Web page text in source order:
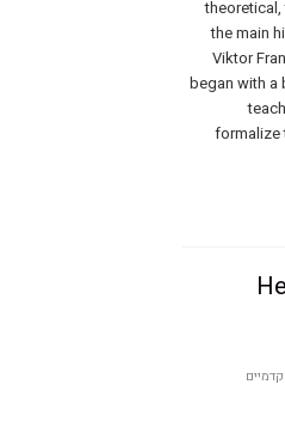
the main
Viktor
began with a
formalize